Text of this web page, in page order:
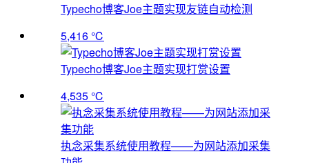
Typecho博客Joe主题实现友链自动检测
5,416 ℃
Typecho博客Joe主题实现打赏设置
4,535 ℃
执念采集系统使用教程——为网站添加采集